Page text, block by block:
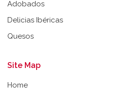
Adobados
Delicias Ibéricas
Quesos
Site Map
Home